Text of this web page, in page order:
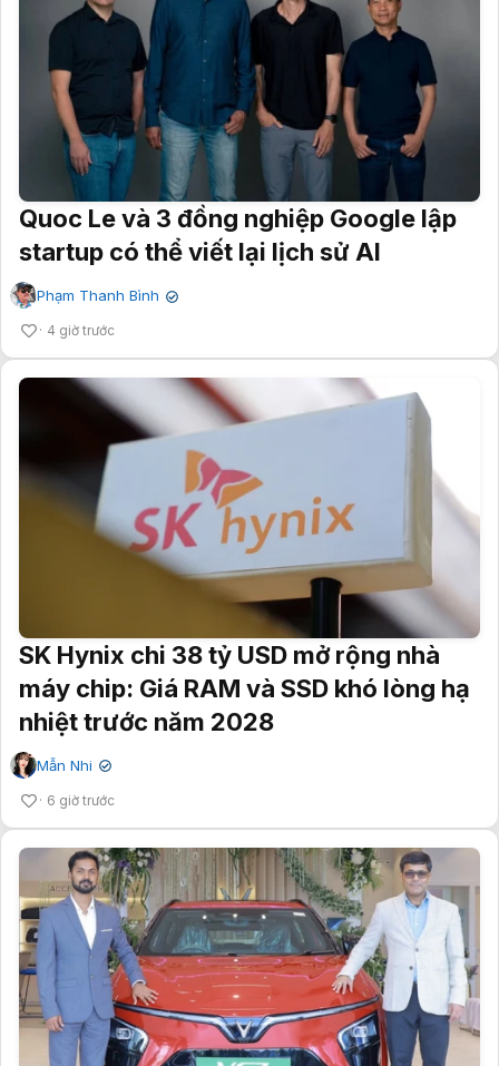
Quoc Le và 3 đồng nghiệp Google lập
startup có thể viết lại lịch sử AI
Phạm Thanh Bình ✔
4 giờ trước
SK Hynix chi 38 tỷ USD mở rộng nhà
máy chip: Giá RAM và SSD khó lòng hạ
nhiệt trước năm 2028
Mẫn Nhi ✔
6 giờ trước